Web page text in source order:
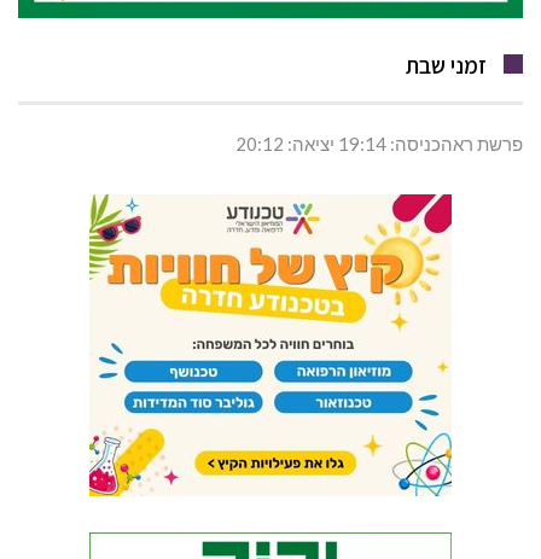
זמני שבת
פרשת ראהכניסה: 19:14 יציאה: 20:12